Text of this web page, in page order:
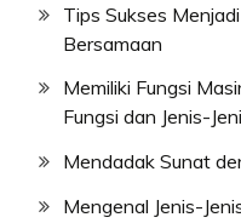
Tips Sukses
Bersamaan
Memiliki Fungsi
Fungsi dan Jenis-
Mendadak Sunat
Mengenal Jenis-